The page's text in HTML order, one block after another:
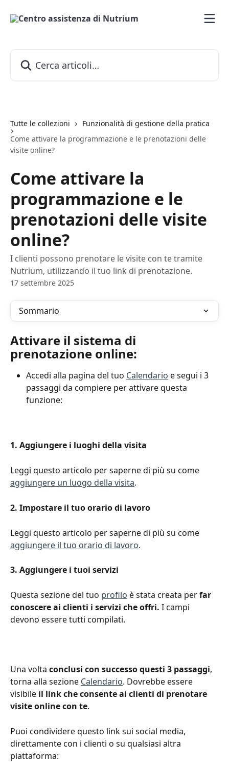
Tutte le collezioni
Funzionalità di gestione della pratica
Come attivare la programmazione e le prenotazioni delle
visite online?
Come attivare la
programmazione e le
prenotazioni delle visite
online?
I clienti possono prenotare le visite con te tramite
Nutrium, utilizzando il tuo link di prenotazione.
17 settembre 2025
Sommario
Attivare il sistema di
prenotazione online:
Accedi alla pagina del tuo Calendario e segui i 3
passaggi da compiere per attivare questa
funzione:
1. Aggiungere i luoghi della visita
Leggi questo articolo per saperne di più su come
aggiungere un luogo della visita.
2. Impostare il tuo orario di lavoro
Leggi questo articolo per saperne di più su come
aggiungere il tuo orario di lavoro.
3. Aggiungere i tuoi servizi
Questa sezione del tuo profilo è stata creata per far
conoscere ai clienti i servizi che offri. I campi
devono essere tutti compilati.
Una volta conclusi con successo questi 3 passaggi,
torna alla sezione Calendario. Dovrebbe essere
visibile il link che consente ai clienti di prenotare
visite online con te.
Puoi condividere questo link sui social media,
direttamente con i clienti o su qualsiasi altra
piattaforma: